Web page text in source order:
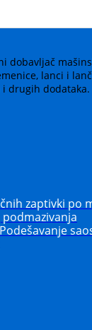
dobavljač
lanci i
drugih dodataka.
zaptivki po